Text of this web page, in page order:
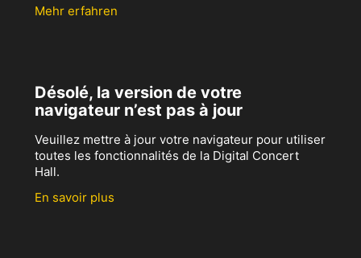
Mehr erfahren
Désolé, la version de votre
navigateur n’est pas à jour
Veuillez mettre à jour votre navigateur pour utiliser
toutes les fonctionnalités de la Digital Concert
Hall.
En savoir plus